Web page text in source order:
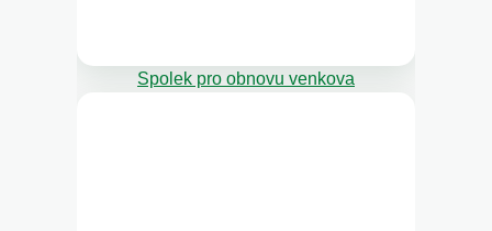
Spolek pro obnovu venkova